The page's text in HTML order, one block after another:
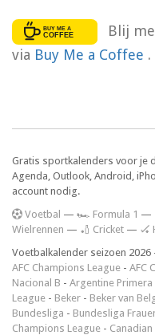
Blij
via Buy Me a Coffee .
Gratis sportkalenders voor je
Agenda, Outlook, Android,
account nodig.
Voetbal — 🏎️ Formula 1 —
Wielrennen — 🏏 Cricket — 🏑
Voetbalkalender seizoen 2026
AFC Champions League - AFC
Nacional B - Argentine Primera
League - Beker - Beker van
Bundesliga - Bundesliga
Champions League -